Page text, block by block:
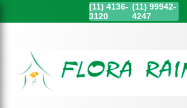
(11) 4136-
3120
(11)99942-
4247